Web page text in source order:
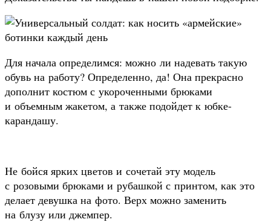
Для начала определимся: можно ли надевать такую
обувь на работу? Определенно, да! Она прекрасно
дополнит костюм с укороченными брюками
и объемным жакетом, а также подойдет к юбке-
карандашу.
Не бойся ярких цветов и сочетай эту модель
с розовыми брюками и рубашкой с принтом, как это
делает девушка на фото. Верх можно заменить
на блузу или джемпер.